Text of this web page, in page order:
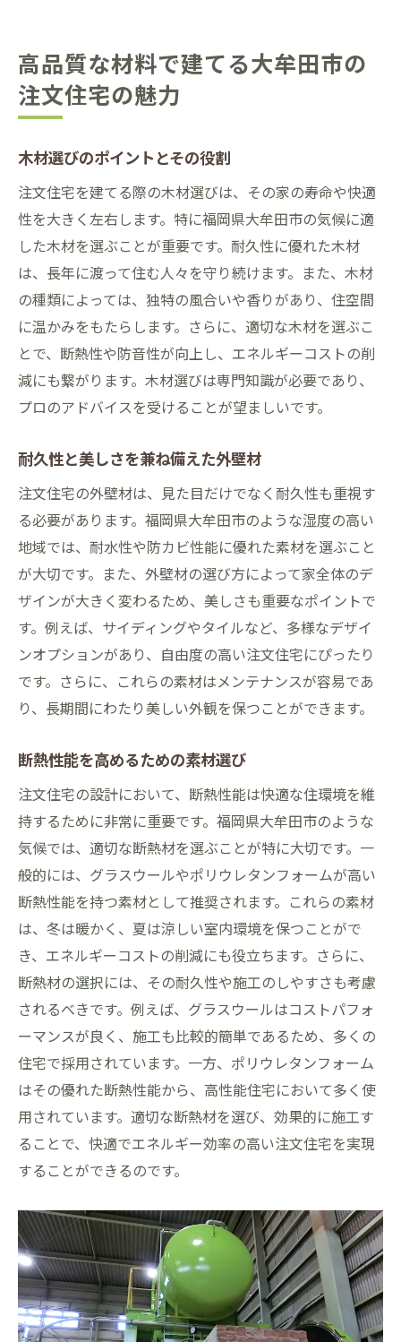
高品質な材料で建てる大牟田市の
注文住宅の魅力
木材選びのポイントとその役割
注文住宅を建てる際の木材選びは、その家の寿命や快適
性を大きく左右します。特に福岡県大牟田市の気候に適
した木材を選ぶことが重要です。耐久性に優れた木材
は、長年に渡って住む人々を守り続けます。また、木材
の種類によっては、独特の風合いや香りがあり、住空間
に温かみをもたらします。さらに、適切な木材を選ぶこ
とで、断熱性や防音性が向上し、エネルギーコストの削
減にも繋がります。木材選びは専門知識が必要であり、
プロのアドバイスを受けることが望ましいです。
耐久性と美しさを兼ね備えた外壁材
注文住宅の外壁材は、見た目だけでなく耐久性も重視す
る必要があります。福岡県大牟田市のような湿度の高い
地域では、耐水性や防カビ性能に優れた素材を選ぶこと
が大切です。また、外壁材の選び方によって家全体のデ
ザインが大きく変わるため、美しさも重要なポイントで
す。例えば、サイディングやタイルなど、多様なデザイ
ンオプションがあり、自由度の高い注文住宅にぴったり
です。さらに、これらの素材はメンテナンスが容易であ
り、長期間にわたり美しい外観を保つことができます。
断熱性能を高めるための素材選び
注文住宅の設計において、断熱性能は快適な住環境を維
持するために非常に重要です。福岡県大牟田市のような
気候では、適切な断熱材を選ぶことが特に大切です。一
般的には、グラスウールやポリウレタンフォームが高い
断熱性能を持つ素材として推奨されます。これらの素材
は、冬は暖かく、夏は涼しい室内環境を保つことがで
き、エネルギーコストの削減にも役立ちます。さらに、
断熱材の選択には、その耐久性や施工のしやすさも考慮
されるべきです。例えば、グラスウールはコストパフォ
ーマンスが良く、施工も比較的簡単であるため、多くの
住宅で採用されています。一方、ポリウレタンフォーム
はその優れた断熱性能から、高性能住宅において多く使
用されています。適切な断熱材を選び、効果的に施工す
ることで、快適でエネルギー効率の高い注文住宅を実現
することができるのです。